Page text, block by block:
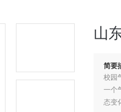
山
简要
校园
一个
态变